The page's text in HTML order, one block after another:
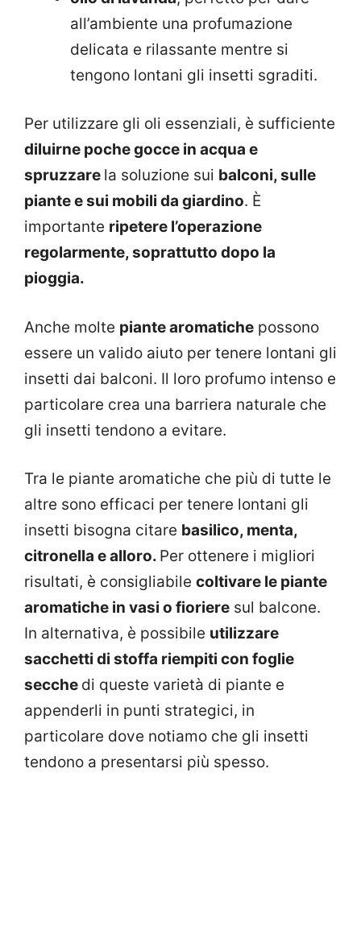
all’ambiente una profumazione
delicata e rilassante mentre si
tengono lontani gli insetti sgraditi.
Per utilizzare gli oli essenziali, è sufficiente
diluirne poche gocce in acqua e
spruzzare la soluzione sui balconi, sulle
piante e sui mobili da giardino. È
importante ripetere l’operazione
regolarmente, soprattutto dopo la
pioggia.
Anche molte piante aromatiche possono
essere un valido aiuto per tenere lontani gli
insetti dai balconi. Il loro profumo intenso e
particolare crea una barriera naturale che
gli insetti tendono a evitare.
Tra le piante aromatiche che più di tutte le
altre sono efficaci per tenere lontani gli
insetti bisogna citare basilico, menta,
citronella e alloro. Per ottenere i migliori
risultati, è consigliabile coltivare le piante
aromatiche in vasi o fioriere sul balcone.
In alternativa, è possibile utilizzare
sacchetti di stoffa riempiti con foglie
secche di queste varietà di piante e
appenderli in punti strategici, in
particolare dove notiamo che gli insetti
tendono a presentarsi più spesso.